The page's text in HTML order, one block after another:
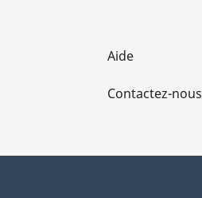
Aide
Contactez-nous